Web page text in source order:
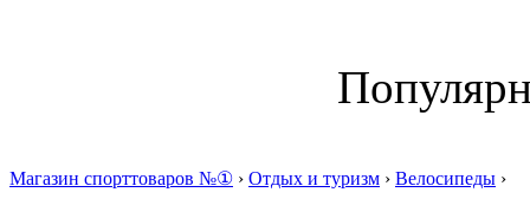
Магазин спорттоваров №① › Отдых и туризм › Велосипеды ›